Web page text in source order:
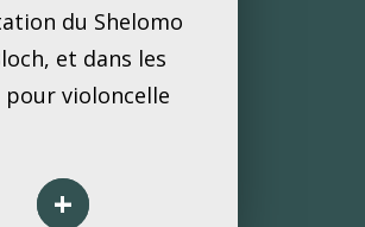
du Shelomo
et dans les
violoncelle
+